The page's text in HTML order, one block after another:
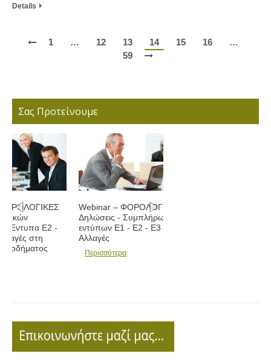
Details
1 … 12 13 14 15 16
…
59
Σας Προτείνουμε
Webinar – ΦΟΡΟΛΟΓΙΚΕΣ
Δηλώσεις - Συμπλήρωση
εντύπων Ε1 - Ε2 - Ε3 και
Αλλαγές
Περισσότερα